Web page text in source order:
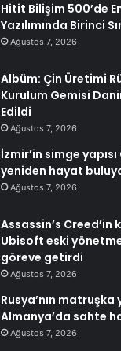
Hitit Bilişim 500’de
Yazılımında Birinci
Ağustos 7, 2026
Albüm: Çin Üretimi
Kurulum Gemisi
Edildi
Ağustos 7, 2026
İzmir’in simge
yeniden hayat
Ağustos 7, 2026
Assassin’s
Ubisoft eski
göreve getirdi
Ağustos 7, 2026
Rusya’nın
Almanya’da sahte
Ağustos 7, 2026